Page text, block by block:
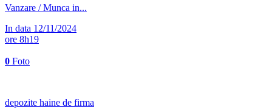
Vanzare / Munca in...
In data 12/11/2024
ore 8h19
0 Foto
depozite haine de firma